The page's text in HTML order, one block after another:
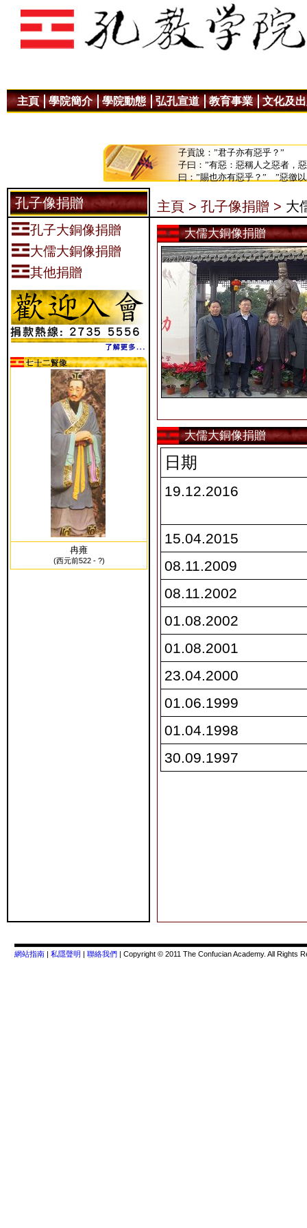
主頁 學院簡介 學院動態 弘孔宣道 教育事業 文化及
子貢說：”君子亦有惡乎？”
子曰：”有惡：惡稱人之惡者，
曰：”賜也亦有惡乎？” ”惡徼
孔子像捐贈
孔子大銅像捐贈
大儒大銅像捐贈
其他捐贈
冉雍
(西元前522 - ?)
主頁 > 孔子像捐贈 > 大
大儒大銅像捐贈
大儒大銅像捐贈
日期
19.12.2016
15.04.2015
08.11.2009
08.11.2002
01.08.2002
01.08.2001
23.04.2000
01.06.1999
01.04.1998
30.09.1997
網站指南 | 私隱聲明 | 聯絡我們 | Copyright © 2011 The Confucian Academy. All Rights